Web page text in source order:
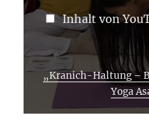
Inhalt von
„Kranich-Haltung –
Yoga